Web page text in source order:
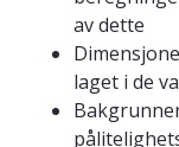
av dette
laget i de